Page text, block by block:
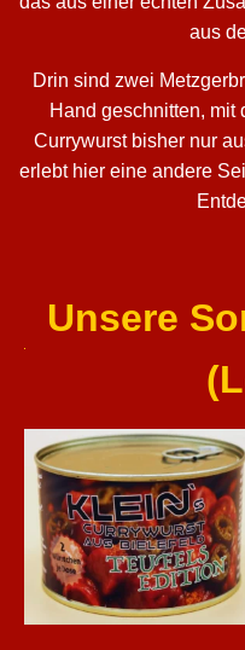
aus
Drin sind zwei
Hand geschnitten, mit
Currywurst bisher nur
erlebt hier eine andere
Unsere